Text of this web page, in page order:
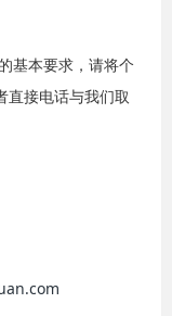
基本要求，请将个
直接电话与我们取